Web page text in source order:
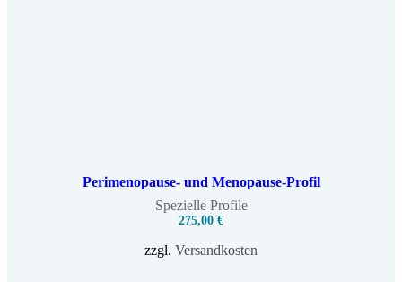
Perimenopause- und Menopause-Profil
Spezielle Profile
275,00 €
zzgl. Versandkosten